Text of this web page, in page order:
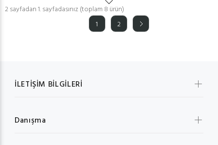
2 sayfadan 1. sayfadasınız (toplam 8 ürün)
1
2
İLETİŞİM BİLGİLERİ
Danışma